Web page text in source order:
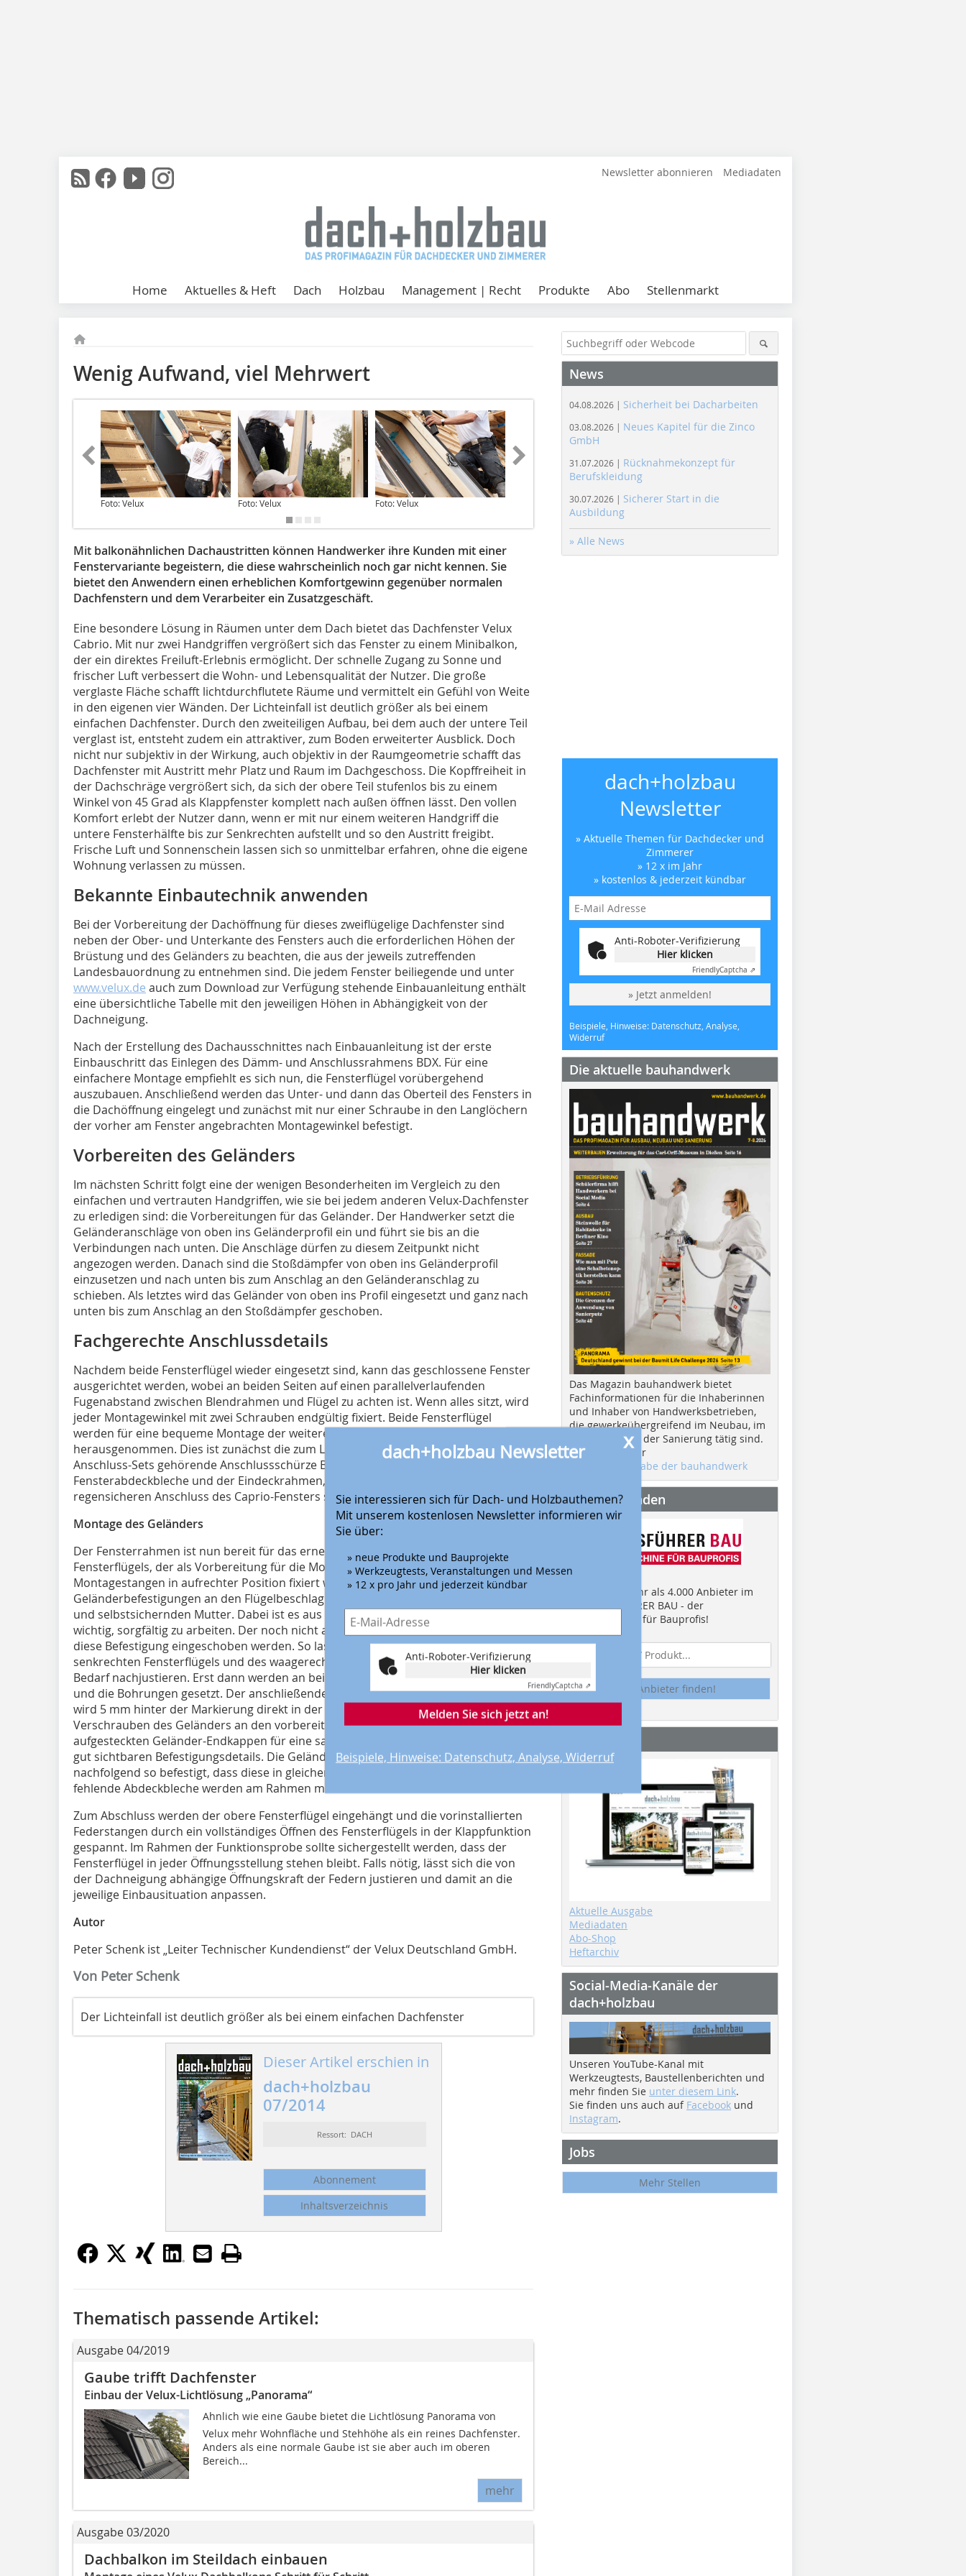
Newsletter abonnieren Mediadaten
Home Aktuelles & Heft Dach Holzbau Management | Recht Produkte Abo Stellenmarkt
Wenig Aufwand, viel Mehrwert
Foto: Velux Foto: Velux Foto: Velux Foto: Velux
Mit balkonähnlichen Dachaustritten können Handwerker ihre Kunden mit einer
Fenstervariante begeistern, die diese wahrscheinlich noch gar nicht kennen. Sie
bietet den Anwendern einen erheblichen Komfortgewinn gegenüber normalen
Dachfenstern und dem Verarbeiter ein Zusatzgeschäft.
Eine besondere Lösung in Räumen unter dem Dach bietet das Dachfenster Velux
Cabrio. Mit nur zwei Handgriffen vergrößert sich das Fenster zu einem Minibalkon,
der ein direktes Freiluft-Erlebnis ermöglicht. Der schnelle Zugang zu Sonne und
frischer Luft verbessert die Wohn- und Lebensqualität der Nutzer. Die große
verglaste Fläche schafft lichtdurchflutete Räume und vermittelt ein Gefühl von Weite
in den eigenen vier Wänden. Der Lichteinfall ist deutlich größer als bei einem
einfachen Dachfenster. Durch den zweiteiligen Aufbau, bei dem auch der untere Teil
verglast ist, entsteht zudem ein attraktiver, zum Boden erweiterter Ausblick. Doch
nicht nur subjektiv in der Wirkung, auch objektiv in der Raumgeometrie schafft das
Dachfenster mit Austritt mehr Platz und Raum im Dachgeschoss. Die Kopffreiheit in
der Dachschräge vergrößert sich, da sich der obere Teil stufenlos bis zu einem
Winkel von 45 Grad als Klappfenster komplett nach außen öffnen lässt. Den vollen
Komfort erlebt der Nutzer dann, wenn er mit nur einem weiteren Handgriff die
untere Fensterhälfte bis zur Senkrechten aufstellt und so den Austritt freigibt.
Frische Luft und Sonnenschein lassen sich so unmittelbar erfahren, ohne die eigene
Wohnung verlassen zu müssen.
Bekannte Einbautechnik anwenden
Bei der Vorbereitung der Dachöffnung für dieses zweiflügelige Dachfenster sind
neben der Ober- und Unterkante des Fensters auch die erforderlichen Höhen der
Brüstung und des Geländers zu beachten, die aus der jeweils zutreffenden
Landesbauordnung zu entnehmen sind. Die jedem Fenster beiliegende und unter
www.velux.de auch zum Download zur Verfügung stehende Einbauanleitung enthält
eine übersichtliche Tabelle mit den jeweiligen Höhen in Abhängigkeit von der
Dachneigung.
Nach der Erstellung des Dachausschnittes nach Einbauanleitung ist der erste
Einbauschritt das Einlegen des Dämm- und Anschlussrahmens BDX. Für eine
einfachere Montage empfiehlt es sich nun, die Fensterflügel vorübergehend
auszubauen. Anschließend werden das Unter- und dann das Oberteil des Fensters in
die Dachöffnung eingelegt und zunächst mit nur einer Schraube in den Langlöchern
der vorher am Fenster angebrachten Montagewinkel befestigt.
Vorbereiten des Geländers
Im nächsten Schritt folgt eine der wenigen Besonderheiten im Vergleich zu den
einfachen und vertrauten Handgriffen, wie sie bei jedem anderen Velux-Dachfenster
zu erledigen sind: die Vorbereitungen für das Geländer. Der Handwerker setzt die
Geländeranschläge von oben ins Geländerprofil ein und führt sie bis an die
Verbindungen nach unten. Die Anschläge dürfen zu diesem Zeitpunkt nicht
angezogen werden. Danach sind die Stoßdämpfer von oben ins Geländerprofil
einzusetzen und nach unten bis zum Anschlag an den Geländeranschlag zu
schieben. Als letztes wird das Geländer von oben ins Profil eingesetzt und ganz nach
unten bis zum Anschlag an den Stoßdämpfer geschoben.
Fachgerechte Anschlussdetails
Nachdem beide Fensterflügel wieder eingesetzt sind, kann das geschlossene Fenster
ausgerichtet werden, wobei an beiden Seiten auf einen parallelverlaufenden
Fugenabstand zwischen Blendrahmen und Flügel zu achten ist. Wenn alles sitzt, wird
jeder Montagewinkel mit zwei Schrauben endgültig fixiert. Beide Fensterflügel
werden für eine bequeme Montage der weiteren Komponenten wieder
herausgenommen. Dies ist zunächst die zum Lieferumfang des Dämm- und
Anschluss-Sets gehörende Anschlussschürze BFX, danach folgen die
Fensterabdeckbleche und der Eindeckrahmen, die für den fachgerechten
regensicheren Anschluss des Caprio-Fensters sorgen.
Montage des Geländers
Der Fensterrahmen ist nun bereit für das erneute Einhängen des unteren
Fensterflügels, der als Vorbereitung für die Montage des Geländers mit
Montagestangen in aufrechter Position fixiert wird. Es folgt das Anschrauben der
Geländerbefestigungen an den Flügelbeschlag mittels der mitgelieferten Schraube
und selbstsichernden Mutter. Dabei ist es aus Sicherheitsgründen besonders
wichtig, sorgfältig zu arbeiten. Der noch nicht auf Maß geschnittene Handlauf kann in
diese Befestigung eingeschoben werden. So lassen sich die exakten Positionen des
senkrechten Fensterflügels und des waagerechten Handlaufs überprüfen und bei
Bedarf nachjustieren. Erst dann werden an beiden Handläufen die Längen markiert
und die Bohrungen gesetzt. Der anschließende Schnitt mit einer normalen Eisensäge
wird 5 mm hinter der Markierung direkt in der Einbaulage ausgeführt. Nach dem
Verschrauben des Geländers an den vorbereiteten Bohrungen sorgen die
aufgesteckten Geländer-Endkappen für eine saubere und dichte Ausbildung dieses
gut sichtbaren Befestigungsdetails. Die Geländerstreben werden am Handlauf
nachfolgend so befestigt, dass diese in gleichen Abständen senkrecht stehen. Noch
fehlende Abdeckbleche werden am Rahmen montiert.
Zum Abschluss werden der obere Fensterflügel eingehängt und die vorinstallierten
Federstangen durch ein vollständiges Öffnen des Fensterflügels in der Klappfunktion
gespannt. Im Rahmen der Funktionsprobe sollte sichergestellt werden, dass der
Fensterflügel in jeder Öffnungsstellung stehen bleibt. Falls nötig, lässt sich die von
der Dachneigung abhängige Öffnungskraft der Federn justieren und damit an die
jeweilige Einbausituation anpassen.
Autor
Peter Schenk ist „Leiter Technischer Kundendienst“ der Velux Deutschland GmbH.
Von Peter Schenk
Der Lichteinfall ist deutlich größer als bei einem einfachen Dachfenster
Dieser Artikel erschien in
dach+holzbau
07/2014
Ressort: DACH
Abonnement
Inhaltsverzeichnis
x
dach+holzbau Newsletter
Sie interessieren sich für Dach- und Holzbauthemen?
Mit unserem kostenlosen Newsletter informieren wir
Sie über:
» neue Produkte und Bauprojekte
» Werkzeugtests, Veranstaltungen und Messen
» 12 x pro Jahr und jederzeit kündbar
Anti-Roboter-Verifizierung
Hier klicken
FriendlyCaptcha ⇗
Melden Sie sich jetzt an!
Beispiele, Hinweise: Datenschutz, Analyse, Widerruf
Thematisch passende Artikel:
Ausgabe 04/2019
Gaube trifft Dachfenster
Einbau der Velux-Lichtlösung „Panorama“
Ahnlich wie eine Gaube bietet die Lichtlösung Panorama von
Velux mehr Wohnfläche und Stehhöhe als ein reines Dachfenster.
Anders als eine normale Gaube ist sie aber auch im oberen
Bereich...
mehr
Ausgabe 03/2020
Dachbalkon im Steildach einbauen
News
04.08.2026 | Sicherheit bei Dacharbeiten
03.08.2026 | Neues Kapitel für die Zinco
GmbH
31.07.2026 | Rücknahmekonzept für
Berufskleidung
30.07.2026 | Sicherer Start in die
Ausbildung
» Alle News
dach+holzbau
Newsletter
» Aktuelle Themen für Dachdecker und
Zimmerer
» 12 x im Jahr
» kostenlos & jederzeit kündbar
Anti-Roboter-Verifizierung
Hier klicken
FriendlyCaptcha ⇗
» Jetzt anmelden!
Beispiele, Hinweise: Datenschutz, Analyse,
Widerruf
Die aktuelle bauhandwerk
Das Magazin bauhandwerk bietet
Fachinformationen für die Inhaberinnen
und Inhaber von Handwerksbetrieben,
die gewerkeübergreifend im Neubau, im
Ausbau und in der Sanierung tätig sind.
Hier geht es zur
aktuellen Ausgabe der bauhandwerk
Anbieter finden
Finden Sie mehr als 4.000 Anbieter im
EINKAUFSFÜHRER BAU - der
Suchmaschine für Bauprofis!
Anbieter finden!
Aktuelle Ausgabe
Mediadaten
Abo-Shop
Heftarchiv
Social-Media-Kanäle der
dach+holzbau
Unseren YouTube-Kanal mit
Werkzeugtests, Baustellenberichten und
mehr finden Sie unter diesem Link.
Sie finden uns auch auf Facebook und
Instagram.
Jobs
Mehr Stellen